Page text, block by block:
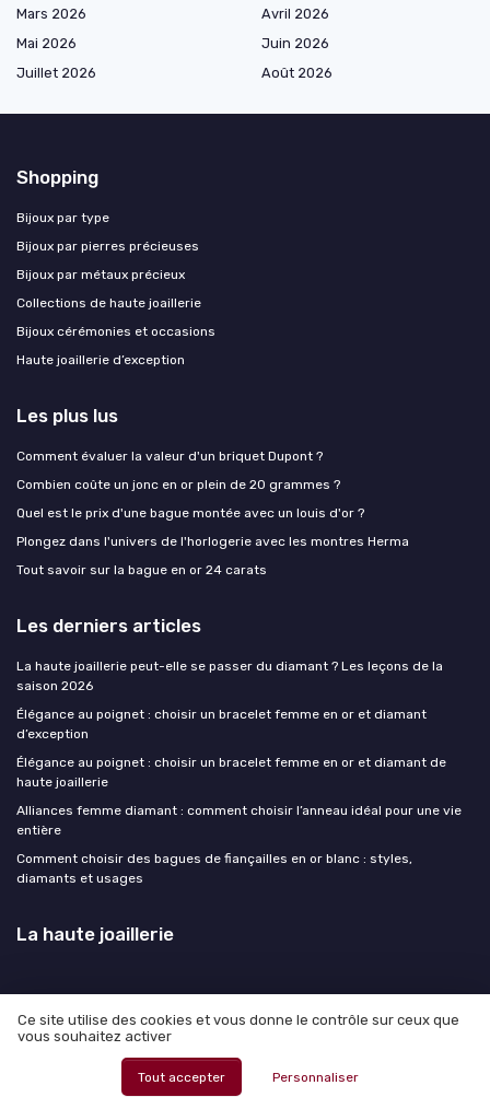
Mars 2026
Avril 2026
Mai 2026
Juin 2026
Juillet 2026
Août 2026
Shopping
Bijoux par type
Bijoux par pierres précieuses
Bijoux par métaux précieux
Collections de haute joaillerie
Bijoux cérémonies et occasions
Haute joaillerie d’exception
Les plus lus
Comment évaluer la valeur d'un briquet Dupont ?
Combien coûte un jonc en or plein de 20 grammes ?
Quel est le prix d'une bague montée avec un louis d'or ?
Plongez dans l'univers de l'horlogerie avec les montres Herma
Tout savoir sur la bague en or 24 carats
Les derniers articles
La haute joaillerie peut-elle se passer du diamant ? Les leçons de la
saison 2026
Élégance au poignet : choisir un bracelet femme en or et diamant
d’exception
Élégance au poignet : choisir un bracelet femme en or et diamant de
haute joaillerie
Alliances femme diamant : comment choisir l’anneau idéal pour une vie
entière
Comment choisir des bagues de fiançailles en or blanc : styles,
diamants et usages
La haute joaillerie
Mentions légales
© La haute joaillerie 2026
Ce site utilise des cookies et vous donne le contrôle sur ceux que
vous souhaitez activer
Tout accepter Personnaliser